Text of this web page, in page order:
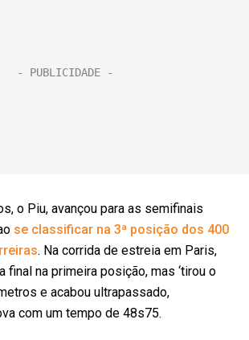
o Piu, avançou para as semifinais
se classificar na 3ª posição dos 400
. Na corrida de estreia em Paris,
final na primeira posição, mas ‘tirou o
e acabou ultrapassado,
com um tempo de 48s75.